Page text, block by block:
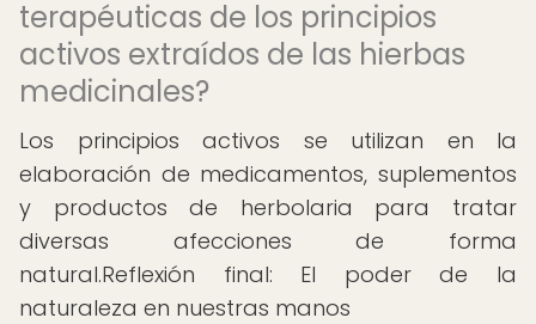
terapéuticas de los principios
activos extraídos de las hierbas
medicinales?
Los principios activos se utilizan en la
elaboración de medicamentos, suplementos
y productos de herbolaria para tratar
diversas afecciones de forma
natural.Reflexión final: El poder de la
naturaleza en nuestras manos